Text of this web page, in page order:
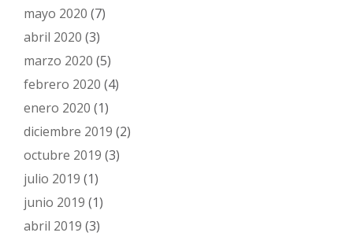
mayo 2020 (7)
abril 2020 (3)
marzo 2020 (5)
febrero 2020 (4)
enero 2020 (1)
diciembre 2019 (2)
octubre 2019 (3)
julio 2019 (1)
junio 2019 (1)
abril 2019 (3)